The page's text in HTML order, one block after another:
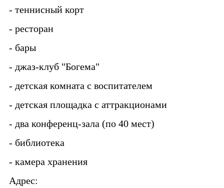
- теннисный корт
- ресторан
- бары
- джаз-клуб "Богема"
- детская комната с воспитателем
- детская площадка с аттракционами
- два конференц-зала (по 40 мест)
- библиотека
- камера хранения
Адрес: